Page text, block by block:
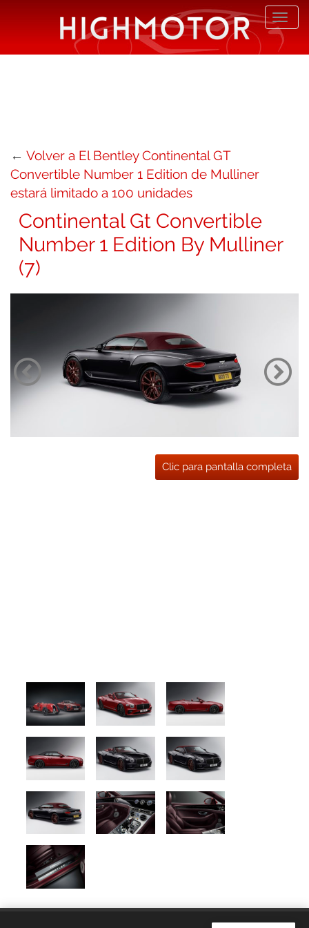
← Volver a El Bentley Continental GT
Convertible Number 1 Edition de Mulliner
estará limitado a 100 unidades
Continental Gt Convertible
Number 1 Edition By Mulliner
(7)
Clic para pantalla completa